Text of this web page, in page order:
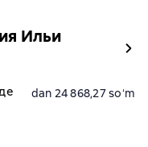
Ильи
dan 24 868,27 soʻm